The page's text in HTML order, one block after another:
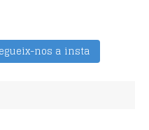
nos a insta